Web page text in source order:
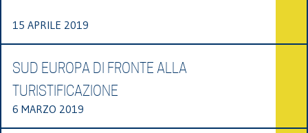
15 APRILE 2019
SUD EUROPA DI FRONTE ALLA
TURISTIFICAZIONE
6 MARZO 2019